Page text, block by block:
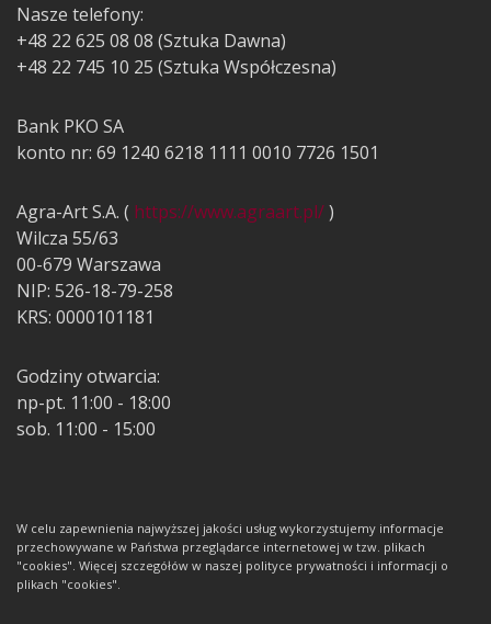
Nasze telefony:
+48 22 625 08 08 (Sztuka Dawna)
+48 22 745 10 25 (Sztuka Współczesna)
Bank PKO SA
konto nr: 69 1240 6218 1111 0010 7726 1501
Agra-Art S.A. ( https://www.agraart.pl/)
Wilcza 55/63
00-679 Warszawa
NIP: 526-18-79-258
KRS: 0000101181
Godziny otwarcia:
np-pt. 11:00 - 18:00
sob. 11:00 - 15:00
W celu zapewnienia najwyższej jakości usług wykorzystujemy informacje
przechowywane w Państwa przeglądarce internetowej w tzw. plikach
"cookies". Więcej szczegółów w naszej polityce prywatności i informacji o
plikach "cookies".